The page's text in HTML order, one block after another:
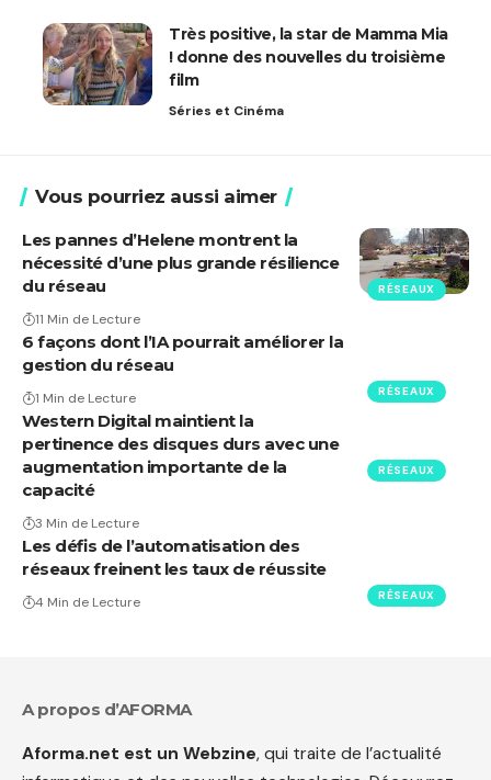
Très positive, la star de Mamma Mia
! donne des nouvelles du troisième
film
Séries et Cinéma
Vous pourriez aussi aimer
RÉSEAUX
Les pannes d’Helene montrent la
nécessité d’une plus grande résilience
du réseau
11 Min de Lecture
RÉSEAUX
6 façons dont l’IA pourrait améliorer la
gestion du réseau
1 Min de Lecture
RÉSEAUX
Western Digital maintient la
pertinence des disques durs avec une
augmentation importante de la
capacité
3 Min de Lecture
RÉSEAUX
Les défis de l’automatisation des
réseaux freinent les taux de réussite
4 Min de Lecture
A propos d’AFORMA
Aforma.net est un Webzine, qui traite de l’actualité